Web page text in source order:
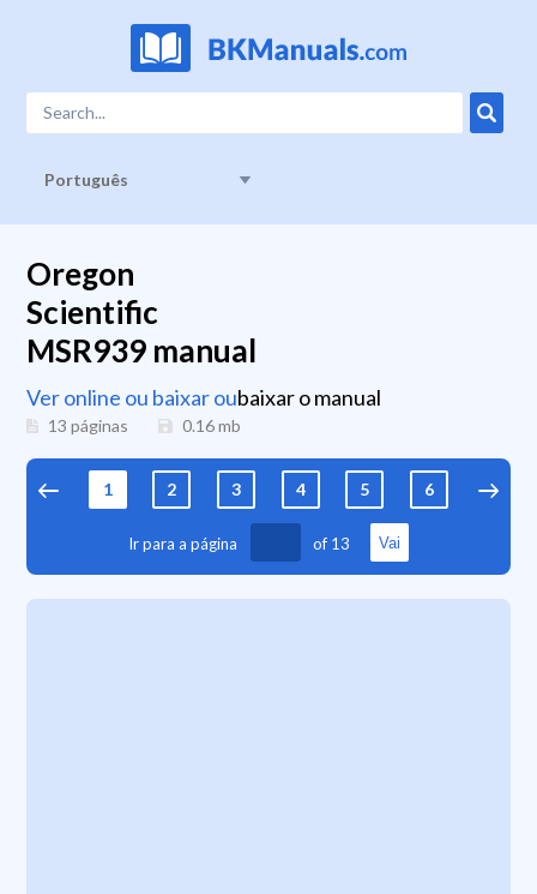
Português
Oregon
Scientific
MSR939 manual
Ver online ou baixar oubaixar o manual
13 páginas 0.16mb
1 2 3 4 5 6 7
Ir para a página of 13 Vai